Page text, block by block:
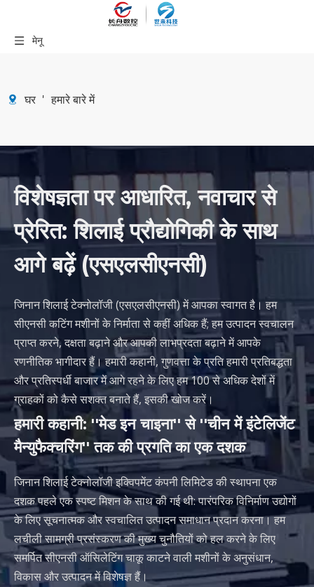
मेनू
घर ' हमारे बारे में
विशेषज्ञता पर आधारित, नवाचार से
प्रेरित: शिलाई प्रौद्योगिकी के साथ
आगे बढ़ें (एसएलसीएनसी)
जिनान शिलाई टेक्नोलॉजी (एसएलसीएनसी) में आपका स्वागत है। हम
सीएनसी कटिंग मशीनों के निर्माता से कहीं अधिक हैं; हम उत्पादन स्वचालन
प्राप्त करने, दक्षता बढ़ाने और आपकी लाभप्रदता बढ़ाने में आपके
रणनीतिक भागीदार हैं। हमारी कहानी, गुणवत्ता के प्रति हमारी प्रतिबद्धता
और प्रतिस्पर्धी बाजार में आगे रहने के लिए हम 100 से अधिक देशों में
ग्राहकों को कैसे सशक्त बनाते हैं, इसकी खोज करें।
हमारी कहानी: ''मेड इन चाइना'' से ''चीन में इंटेलिजेंट
मैन्युफैक्चरिंग'' तक की प्रगति का एक दशक
जिनान शिलाई टेक्नोलॉजी इक्विपमेंट कंपनी लिमिटेड की स्थापना एक
दशक पहले एक स्पष्ट मिशन के साथ की गई थी: पारंपरिक विनिर्माण उद्योगों
के लिए सूचनात्मक और स्वचालित उत्पादन समाधान प्रदान करना। हम
लचीली सामग्री प्रसंस्करण की मुख्य चुनौतियों को हल करने के लिए
समर्पित सीएनसी ऑसिलेटिंग चाकू काटने वाली मशीनों के अनुसंधान,
विकास और उत्पादन में विशेषज्ञ हैं।